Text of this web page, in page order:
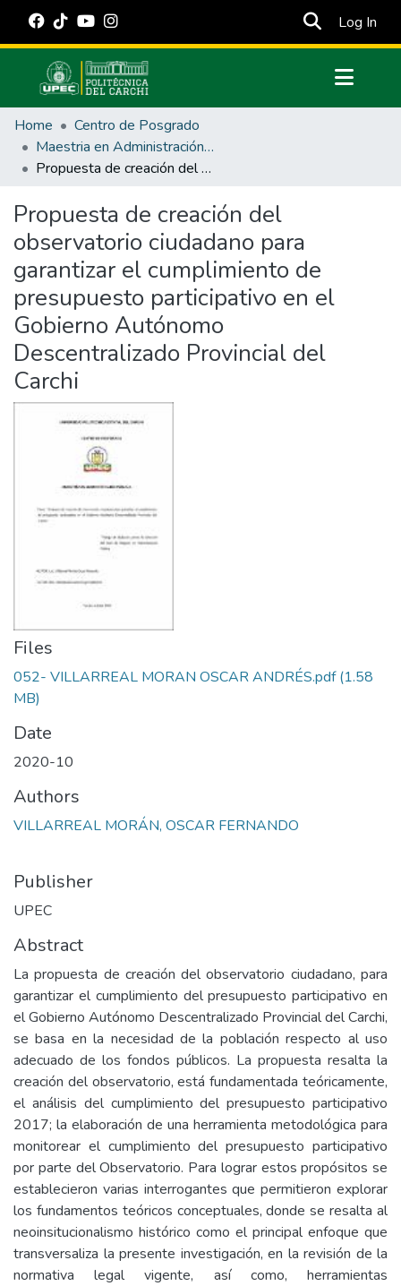
Log In
Communities & Collections
All of DSpace
Statistics
Estadísticas Externas
Manuales
Home
Centro de Posgrado
Maestria en Administración Pública
Propuesta de creación del observatorio ciudadano para garantizar el cumplimiento de presupuesto participativo en el Gobierno Autónomo Descentralizado Provincial del Carchi
Propuesta de creación del
observatorio ciudadano para
garantizar el cumplimiento de
presupuesto participativo en el
Gobierno Autónomo
Descentralizado Provincial del
Carchi
Files
052- VILLARREAL MORAN OSCAR ANDRÉS.pdf(1.58
MB)
Date
2020-10
Authors
VILLARREAL MORÁN, OSCAR FERNANDO
Publisher
UPEC
Abstract
La propuesta de creación del observatorio ciudadano, para
garantizar el cumplimiento del presupuesto participativo en
el Gobierno Autónomo Descentralizado Provincial del Carchi,
se basa en la necesidad de la población respecto al uso
adecuado de los fondos públicos. La propuesta resalta la
creación del observatorio, está fundamentada teóricamente,
el análisis del cumplimiento del presupuesto participativo
2017; la elaboración de una herramienta metodológica para
monitorear el cumplimiento del presupuesto participativo
por parte del Observatorio. Para lograr estos propósitos se
establecieron varias interrogantes que permitieron explorar
los fundamentos teóricos conceptuales, donde se resalta al
neoinsitucionalismo histórico como el principal enfoque que
transversaliza la presente investigación, en la revisión de la
normativa legal vigente, así como, herramientas